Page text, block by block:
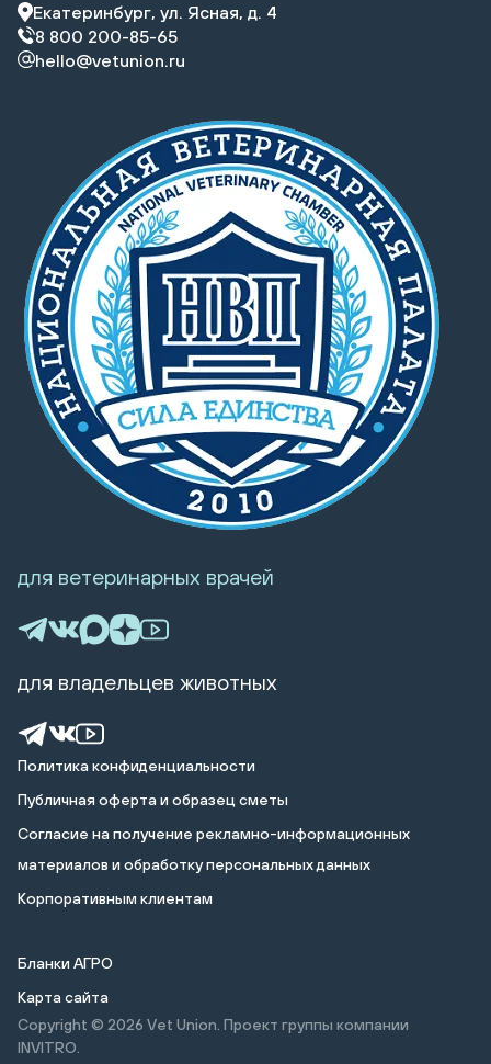
Екатеринбург, ул. Ясная, д. 4
8 800 200-85-65
hello@vetunion.ru
Политика конфиденциальности
Публичная оферта и образец сметы
Cогласие на получение рекламно-информационных
материалов и обработку персональных данных
Корпоративным клиентам
Бланки АГРО
Карта сайта
Copyright © 2026 Vet Union. Проект группы компании
INVITRO.
для ветеринарных врачей
для владельцев животных